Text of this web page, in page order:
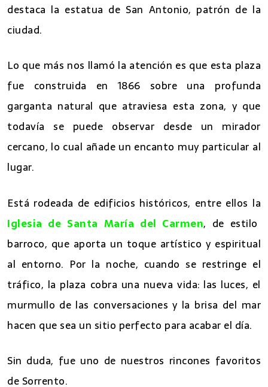
destaca la estatua de San Antonio, patrón de la
ciudad.
Lo que más nos llamó la atención es que esta plaza
fue construida en 1866 sobre una profunda
garganta natural que atraviesa esta zona, y que
todavía se puede observar desde un mirador
cercano, lo cual añade un encanto muy particular al
lugar.
Está rodeada de edificios históricos, entre ellos la
Iglesia de Santa María del Carmen, de estilo
barroco, que aporta un toque artístico y espiritual
al entorno. Por la noche, cuando se restringe el
tráfico, la plaza cobra una nueva vida: las luces, el
murmullo de las conversaciones y la brisa del mar
hacen que sea un sitio perfecto para acabar el día.
Sin duda, fue uno de nuestros rincones favoritos
de Sorrento.